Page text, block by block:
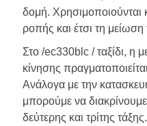
δομή. Χρησιμοποιούνται
ροπής και έτσι τη μείωση
Στο /ec330blc / ταξίδι, η
κίνησης
Ανάλογα με την
μπορούμε να
δεύτερης και τρίτης τάξης.